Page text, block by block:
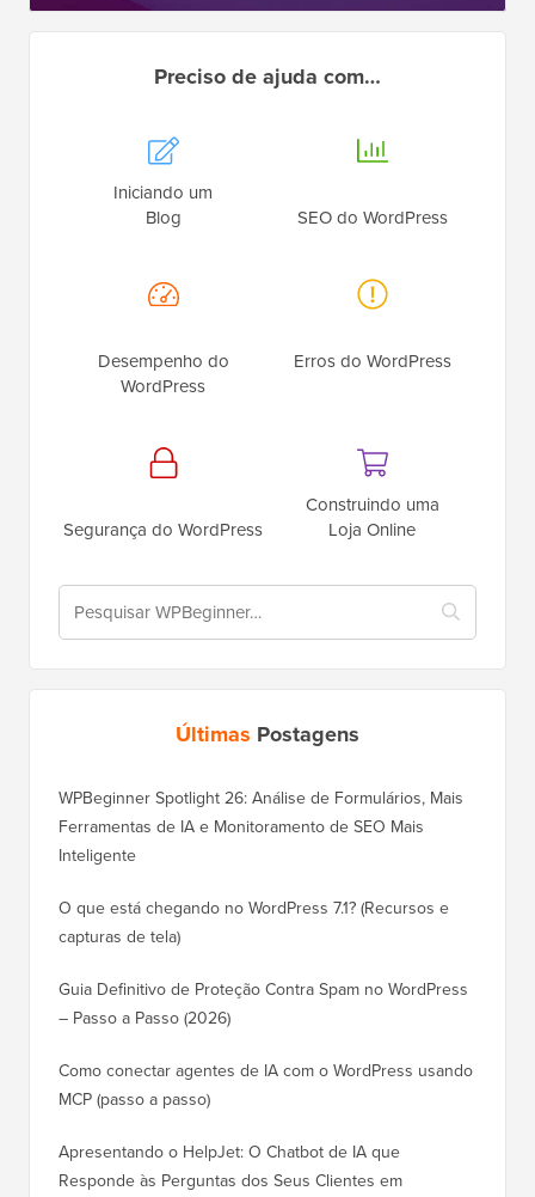
Preciso de ajuda com…
Iniciando um
Blog
SEO do WordPress
Desempenho do
WordPress
Erros do WordPress
Segurança do WordPress
Construindo uma
Loja Online
Últimas Postagens
WPBeginner Spotlight 26: Análise de Formulários, Mais
Ferramentas de IA e Monitoramento de SEO Mais
Inteligente
O que está chegando no WordPress 7.1? (Recursos e
capturas de tela)
Guia Definitivo de Proteção Contra Spam no WordPress
– Passo a Passo (2026)
Como conectar agentes de IA com o WordPress usando
MCP (passo a passo)
Apresentando o HelpJet: O Chatbot de IA que
Responde às Perguntas dos Seus Clientes em